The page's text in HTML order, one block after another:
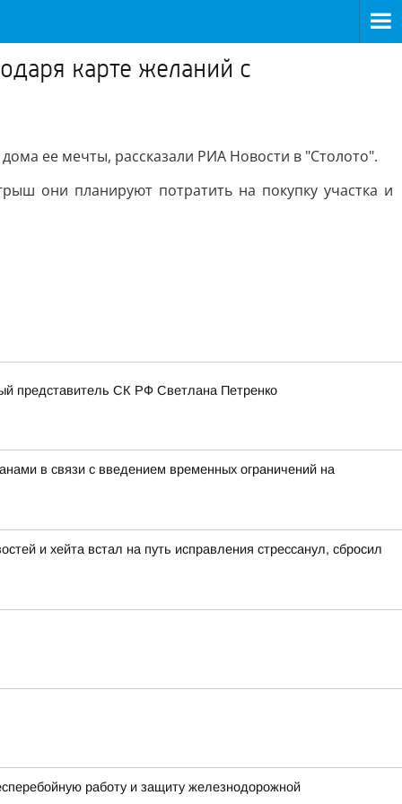
карте желаний с
ее мечты, рассказали РИА Новости в "Столото".
они планируют потратить на покупку участка и
представитель СК РФ Светлана Петренко
в связи с введением временных ограничений на
и хейта встал на путь исправления стрессанул, сбросил
работу и защиту железнодорожной